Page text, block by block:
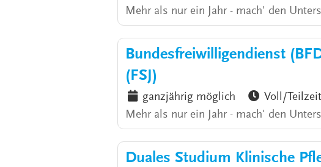
Mehr als nur ein Jahr - mach' den
Bundesfreiwilligendienst
(FSJ)
ganzjährig möglich Voll/Teilzeit
Mehr als nur ein Jahr - mach' den
Duales Studium Klinische